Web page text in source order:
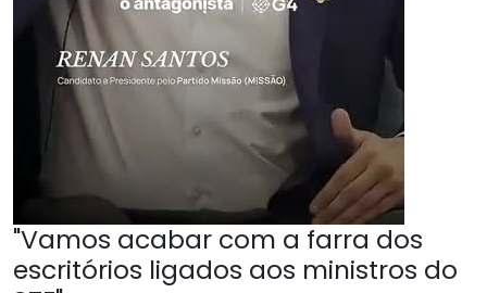
"Vamos acabar com a farra dos
escritórios ligados aos ministros do